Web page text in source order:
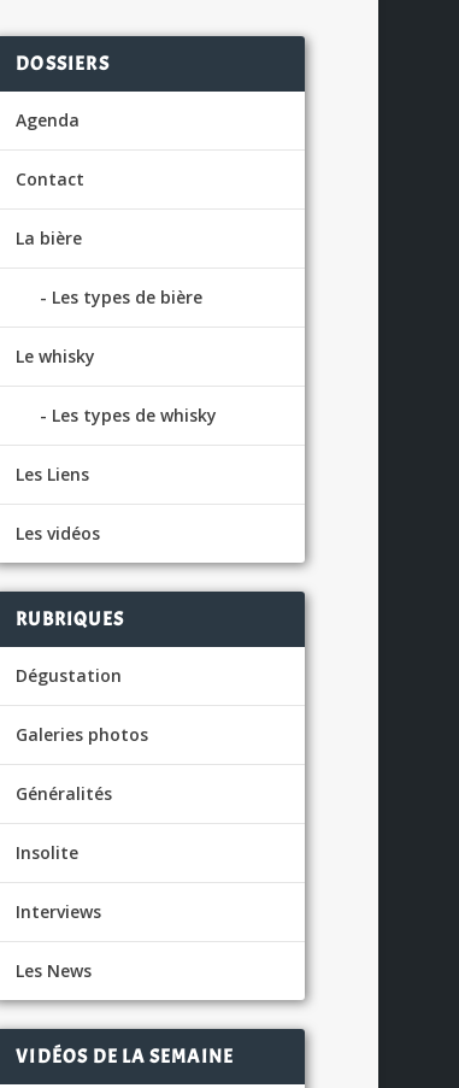
DOSSIERS
Agenda
Contact
La bière
Les types de bière
Le whisky
Les types de whisky
Les Liens
Les vidéos
RUBRIQUES
Dégustation
Galeries photos
Généralités
Insolite
Interviews
Les News
VIDÉOS DE LA SEMAINE